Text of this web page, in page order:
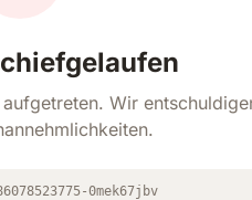
Wir
0mek67jbv